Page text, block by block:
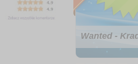
Wanted -